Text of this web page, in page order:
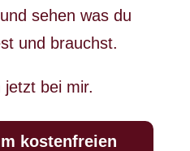
sehen was du
und brauchst.
jetzt bei mir.
kostenfreien